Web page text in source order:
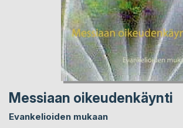
Messiaan oikeudenkäynti
Evankelioiden mukaan